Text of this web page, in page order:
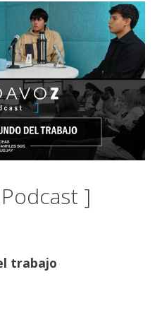
]
trabajo